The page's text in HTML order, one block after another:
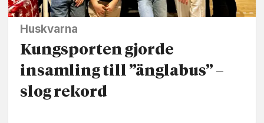
Huskvarna
Kungsporten gjorde
insamling till ”änglabus” –
slog rekord